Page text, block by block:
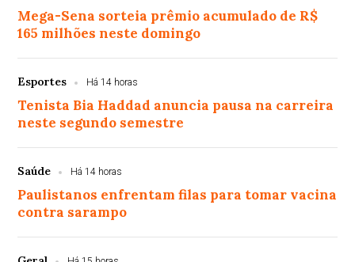
Mega-Sena sorteia prêmio acumulado de R$
165 milhões neste domingo
Esportes Há 14 horas
Tenista Bia Haddad anuncia pausa na carreira
neste segundo semestre
Saúde Há 14 horas
Paulistanos enfrentam filas para tomar vacina
contra sarampo